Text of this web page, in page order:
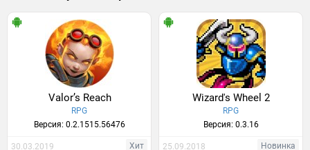
Valor’s Reach
RPG
Версия: 0.2.1515.56476
30.03.2019 Хит
Wizard's Wheel 2
RPG
Версия: 0.3.16
25.09.2018 Новинка